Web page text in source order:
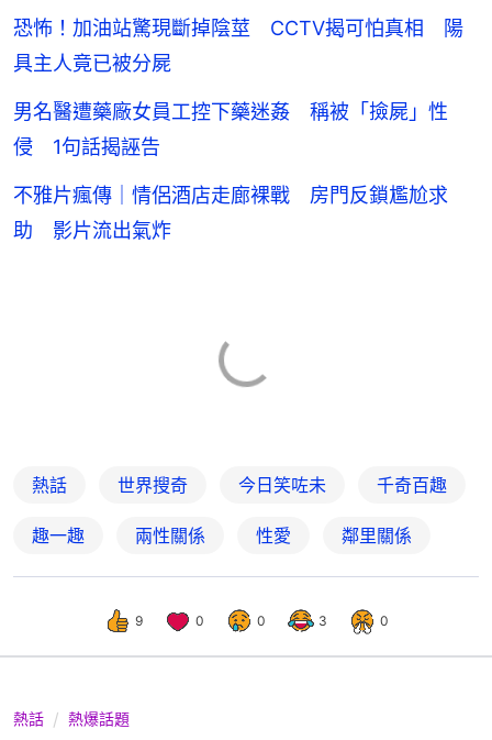
恐怖！加油站驚現斷掉陰莖 CCTV揭可怕真相 陽
具主人竟已被分屍
男名醫遭藥廠女員工控下藥迷姦 稱被「撿屍」性
侵 1句話揭誣告
不雅片瘋傳｜情侶酒店走廊裸戰 房門反鎖尷尬求
助 影片流出氣炸
熱話 世界搜奇 今日笑咗未 千奇百趣
趣一趣 兩性關係 性愛 鄰里關係
9 0 0 3 0
熱話 熱爆話題